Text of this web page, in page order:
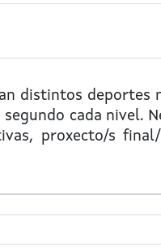
distintos deportes
cada nivel.
proxecto/s